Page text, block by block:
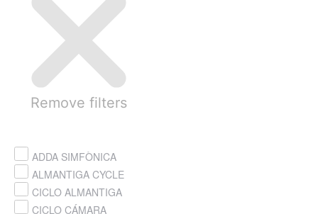
Remove filters
ADDA SIMFÒNICA
ALMANTIGA CYCLE
CICLO ALMANTIGA
CICLO CÁMARA